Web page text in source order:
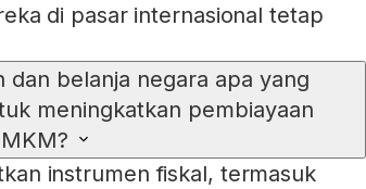
di pasar internasional tetap
dan belanja negara apa yang
meningkatkan pembiayaan
instrumen fiskal, termasuk